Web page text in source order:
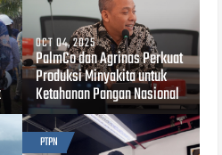
OCT 04, 2025
PalmCo dan Agrinas Perkuat
Produksi Minyakita untuk
Ketahanan Pangan Nasional
PTPN